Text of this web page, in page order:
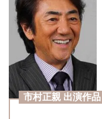
市村正親 出演作品